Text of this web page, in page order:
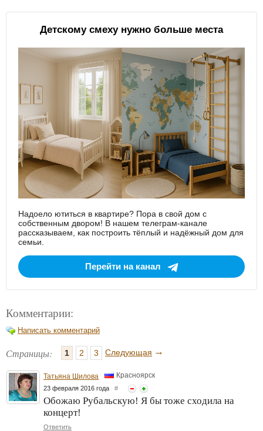
Детскому смеху нужно больше места
Надоело ютиться в квартире? Пора в свой дом с
собственным двором! В нашем телеграм-канале
рассказываем, как построить тёплый и надёжный дом для
семьи.
Перейти на канал
Комментарии:
Написать комментарий
Страницы: 1 2 3 Следующая →
Татьяна Шилова Красноярск
23 февраля 2016 года #
Обожаю Рубальскую! Я бы тоже сходила на
концерт!
Ответить